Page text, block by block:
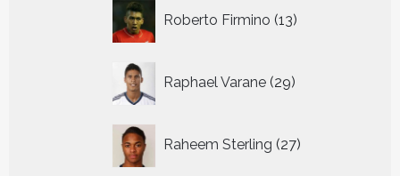
Roberto Firmino 13
producten
Raphael Varane 29
producten
Raheem Sterling 27
producten